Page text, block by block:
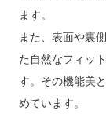
ます。
また、表面や裏
た自然なフィッ
す。その機能美
めています。